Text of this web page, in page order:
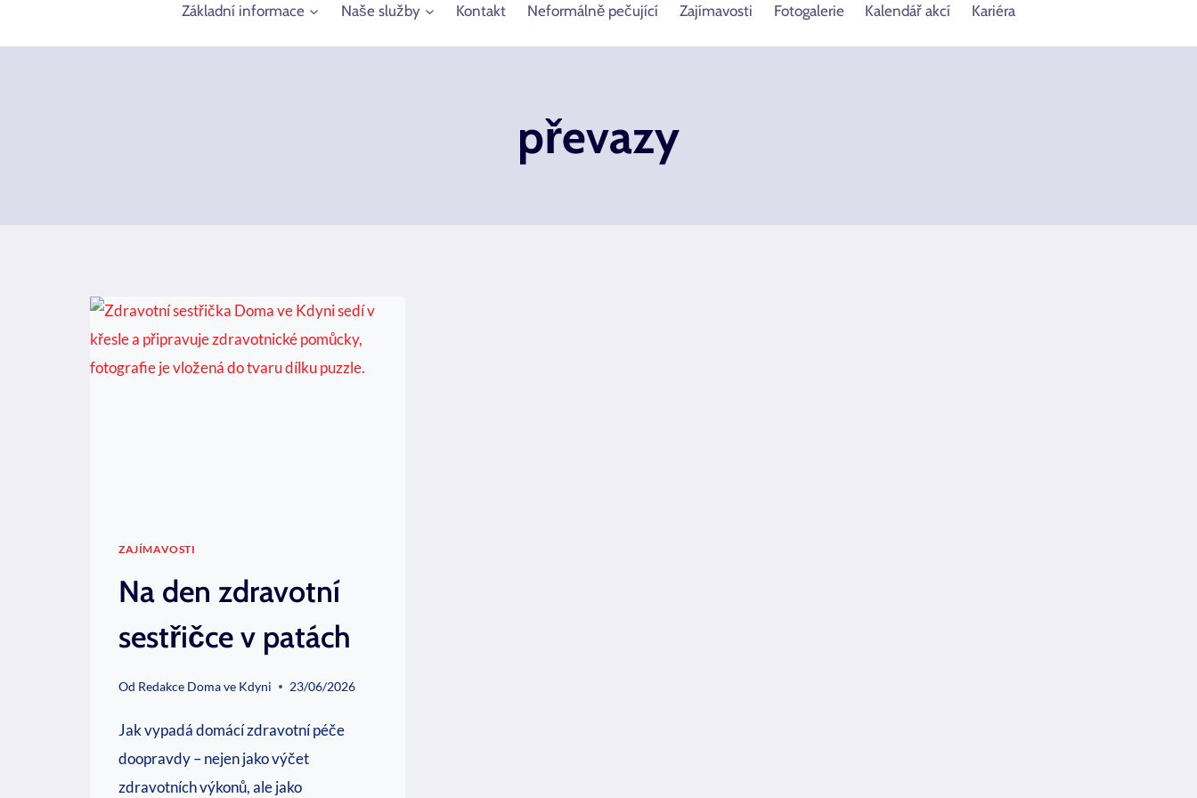
Základní informace Naše služby Kontakt Neformálně pečující Zajímavosti Fotogalerie Kalendář akcí Kariéra
převazy
ZAJÍMAVOSTI
Na den zdravotní
sestřičce v patách
Od Redakce Doma ve Kdyni 23/06/2026
Jak vypadá domácí zdravotní péče
doopravdy – nejen jako výčet
zdravotních výkonů, ale jako